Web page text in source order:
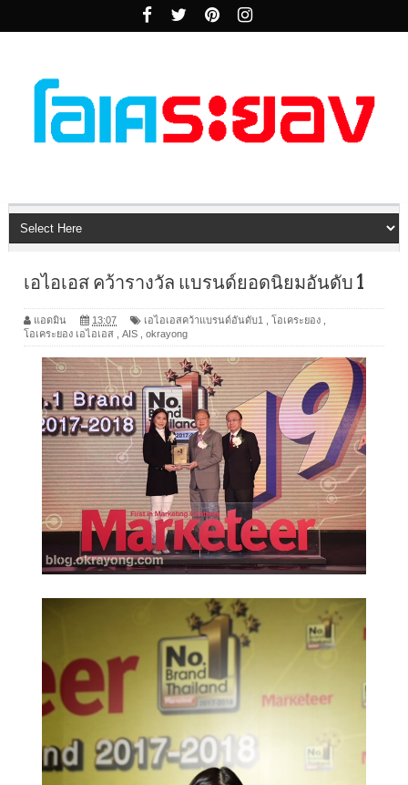
เอไอเอส คว้ารางวัล แบรนด์ยอดนิยมอันดับ 1
แอดมิน 13:07 เอไอเอสคว้าแบรนด์อันดับ1 โอเคระยอง
โอเคระยอง เอไอเอส
AIS okrayong